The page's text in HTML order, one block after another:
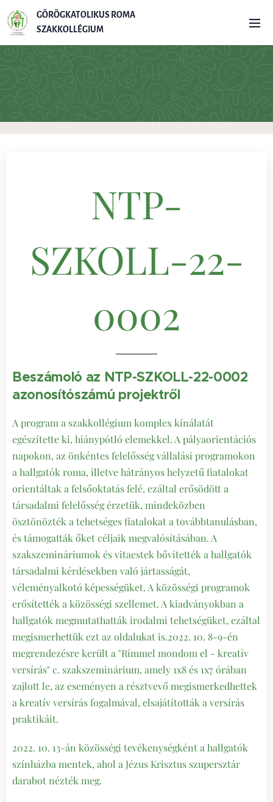
GÖRÖGKATOLIKUS ROMA
SZAKKOLLÉGIUM
NTP-
SZKOLL-22-
0002
Beszámoló az NTP-SZKOLL-22-0002
azonosítószámú projektről
A program a szakkollégium komplex kínálatát
egészítette ki, hiánypótló elemekkel. A pályaorientációs
napokon, az önkéntes felelősség vállalási programokon
a hallgatók roma, illetve hátrányos helyzetű fiatalokat
orientáltak a felsőoktatás felé, ezáltal erősödött a
társadalmi felelősség érzetük, mindeközben
ösztönözték a tehetséges fiatalokat a továbbtanulásban,
és támogatták őket céljaik megvalósításában. A
szakszemináriumok és vitaestek bővítették a hallgatók
társadalmi kérdésekben való jártasságát,
véleményalkotó képességüket. A közösségi programok
erősítették a közösségi szellemet. A kiadványokban a
hallgatók megmutathatták irodalmi tehetségüket, ezáltal
megismerhettük ezt az oldalukat is.2022. 10. 8-9-én
megrendezésre került a "Rímmel mondom el - kreatív
versírás" c. szakszeminárium, amely 1x8 és 1x7 órában
zajlott le, az eseményen a résztvevő megismerkedhettek
a kreatív versírás fogalmával, elsajátították a versírás
praktikáit.
2022. 10. 13-án közösségi tevékenységként a hallgatók
színházba mentek, ahol a Jézus Krisztus szupersztár
darabot nézték meg.